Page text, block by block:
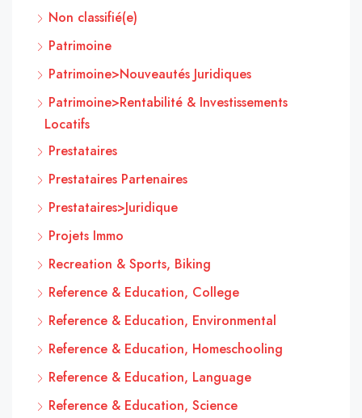
Non classifié(e)
Patrimoine
Patrimoine>Nouveautés Juridiques
Patrimoine>Rentabilité & Investissements
Locatifs
Prestataires
Prestataires Partenaires
Prestataires>Juridique
Projets Immo
Recreation & Sports, Biking
Reference & Education, College
Reference & Education, Environmental
Reference & Education, Homeschooling
Reference & Education, Language
Reference & Education, Science